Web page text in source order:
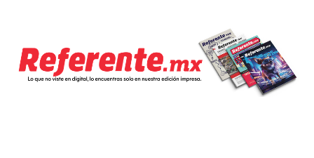
Uno de cada cuatro trabajadores en Chihuahua no tiene estas
prestaciones
Becas internacionales abren nuevas oportunidades para